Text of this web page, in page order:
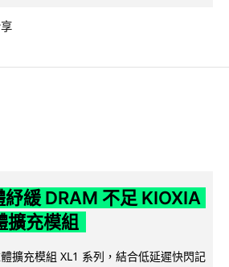
緩 DRAM 不足 KIOXIA
擴充模組
擴充模組 XL1 系列，結合低延遲快閃記